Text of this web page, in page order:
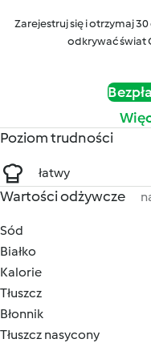
Zarejestruj się i otrzymaj
odkrywać świat
Poziom trudności
łatwy
Wartości odżywcze
Sód
Białko
Kalorie
Tłuszcz
Błonnik
Tłuszcz nasycony